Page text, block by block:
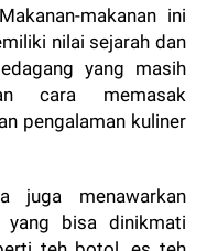
makanan ini
nilai sejarah dan
yang masih
cara memasak
pengalaman kuliner
juga menawarkan
yang bisa dinikmati